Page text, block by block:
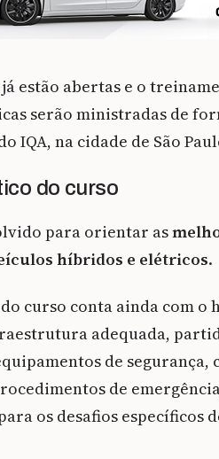
estão abertas e o
serão ministradas de
IQA, na cidade de São
do curso
para orientar as
híbridos e elétricos.
curso conta ainda com
adequada,
de
de
os desafios específicos